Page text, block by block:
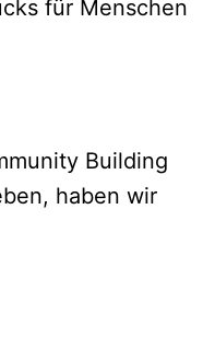
für Menschen
Building
haben wir